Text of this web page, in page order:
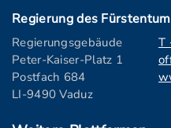
Regierung des
Regierungsgebäude
Peter-Kaiser-Platz 1
Postfach 684
LI-9490 Vaduz
T